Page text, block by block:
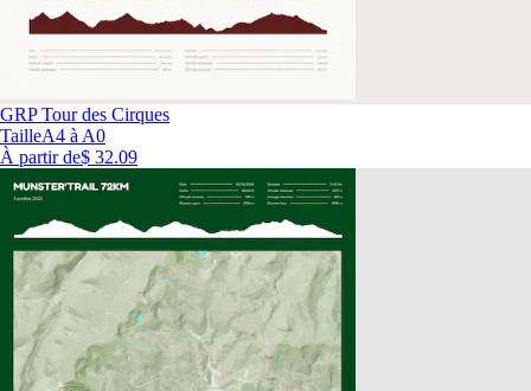
GRP Tour des Cirques
TailleA4 à A0
À partir de$ 32.09